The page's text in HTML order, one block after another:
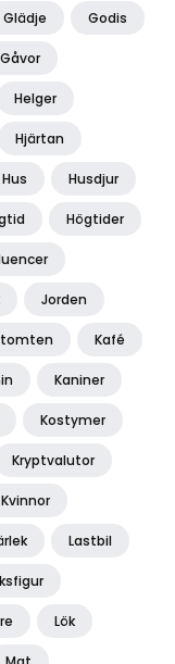
Glädje Godis
Gåvor
Helger
Hjärtan
Hus Husdjur
Högtider
Jorden
Kafé
Kaniner
Kostymer
Kryptvalutor
Kvinnor
Lastbil
Lök